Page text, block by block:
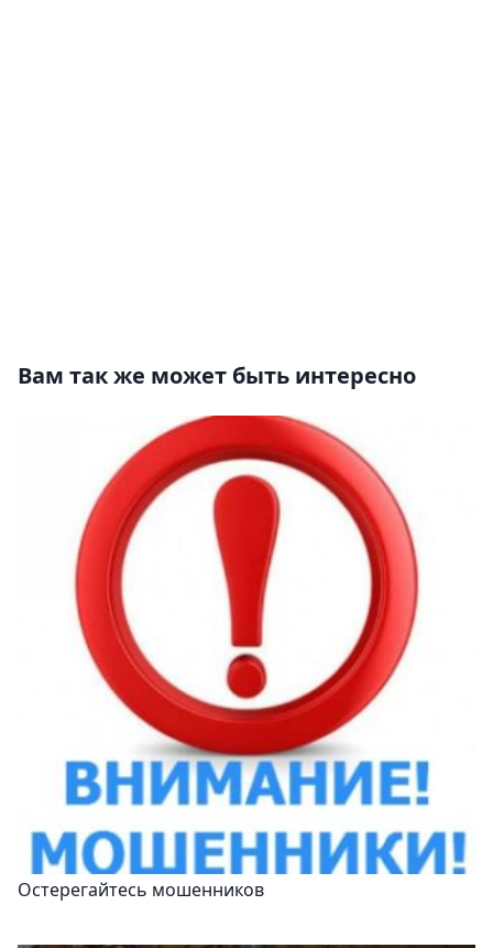
Вам так же может быть интересно
Остерегайтесь мошенников